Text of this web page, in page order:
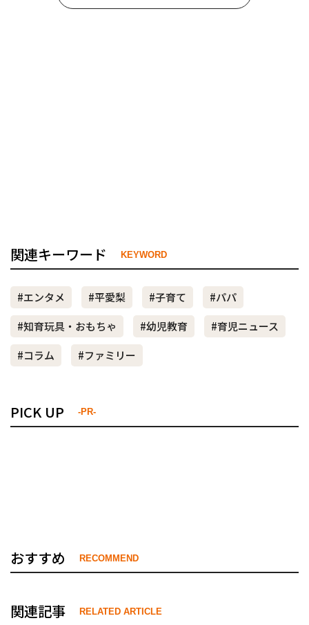
関連キーワード KEYWORD
#エンタメ #平愛梨 #子育て
#パパ
#知育玩具・おもちゃ
#幼児教育
#育児ニュース
#コラム
#ファミリー
PICK UP -PR-
おすすめ RECOMMEND
関連記事 RELATED ARTICLE